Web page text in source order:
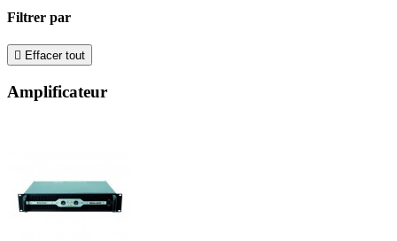
Filtrer par
 Effacer tout
Amplificateur